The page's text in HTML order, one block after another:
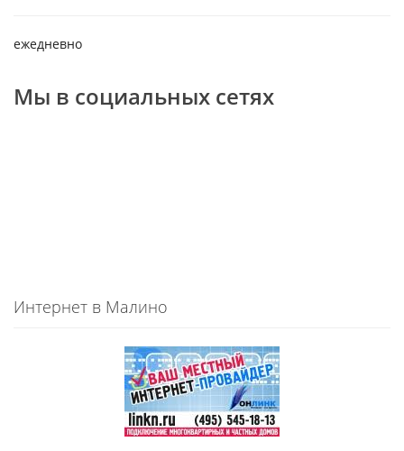
ежедневно
Мы в социальных сетях
Интернет в Малино